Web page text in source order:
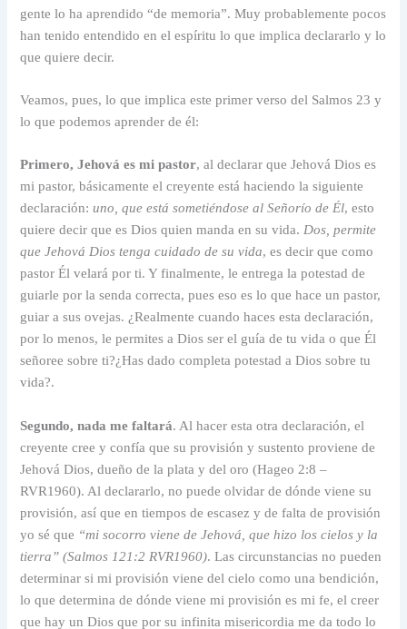
gente lo ha aprendido “de memoria”. Muy probablemente pocos
han tenido entendido en el espíritu lo que implica declararlo y lo
que quiere decir.
Veamos, pues, lo que implica este primer verso del Salmos 23 y
lo que podemos aprender de él:
Primero, Jehová es mi pastor, al declarar que Jehová Dios es
mi pastor, básicamente el creyente está haciendo la siguiente
declaración:uno, que está sometiéndose al Señorío de Él, esto
quiere decir que es Dios quien manda en su vida. Dos, permite
que Jehová Dios tenga cuidado de su vida, es decir que como
pastor Él velará por ti. Y finalmente, le entrega la potestad de
guiarle por la senda correcta, pues eso es lo que hace un pastor,
guiar a sus ovejas. ¿Realmente cuando haces esta declaración,
por lo menos, le permites a Dios ser el guía de tu vida o que Él
señoree sobre ti?¿Has dado completa potestad a Dios sobre tu
vida?.
Segundo, nada me faltará. Al hacer esta otra declaración, el
creyente cree y confía que su provisión y sustento proviene de
Jehová Dios, dueño de la plata y del oro (Hageo 2:8 –
RVR1960). Al declararlo, no puede olvidar de dónde viene su
provisión, así que en tiempos de escasez y de falta de provisión
yo sé que “mi socorro viene de Jehová, que hizo los cielos y la
tierra” (Salmos 121:2 RVR1960). Las circunstancias no pueden
determinar si mi provisión viene del cielo como una bendición,
lo que determina de dónde viene mi provisión es mi fe, el creer
que hay un Dios que por su infinita misericordia me da todo lo